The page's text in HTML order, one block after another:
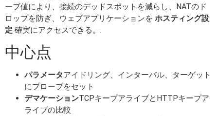
ーブ値により、接続のデッドスポットを減らし、NATのド
ロップを防ぎ、ウェブアプリケーションを ホスティング設
定 確実にアクセスできる。.
中心点
パラメータアイドリング、インターバル、ターゲット
にプローブをセット
デマケーションTCPキープアライブとHTTPキープア
ライブの比較